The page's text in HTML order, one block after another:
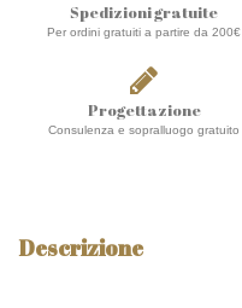
Spedizioni gratuite
Per ordini gratuiti a partire da 200€
Progettazione
Consulenza e sopralluogo gratuito
Descrizione